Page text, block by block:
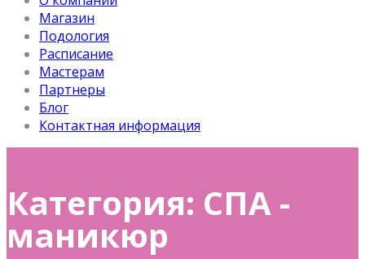
Магазин
Подология
Расписание
Мастерам
Партнеры
Блог
Контактная информация
Категория: СПА -
маникюр